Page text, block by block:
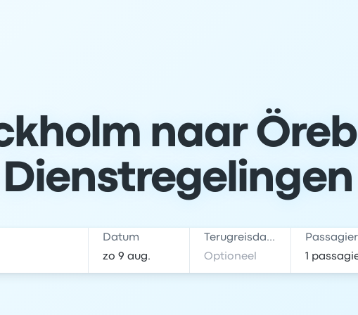
naar
Datum Terugreisdatum